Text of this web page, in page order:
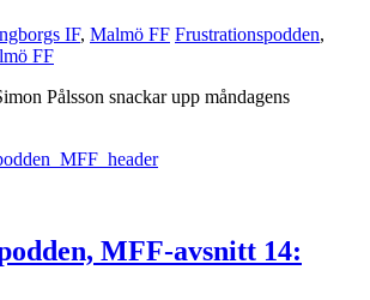
IF, Malmö FF Frustrationspodden,
FF
Pålsson snackar upp måndagens
MFF-avsnitt 14: